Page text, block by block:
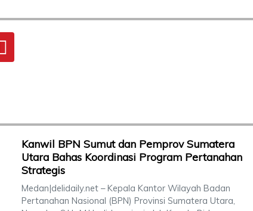
Kanwil BPN Sumut dan Pemprov Sumatera
Utara Bahas Koordinasi Program Pertanahan
Strategis
Medan|delidaily.net – Kepala Kantor Wilayah Badan
Pertanahan Nasional (BPN) Provinsi Sumatera Utara,